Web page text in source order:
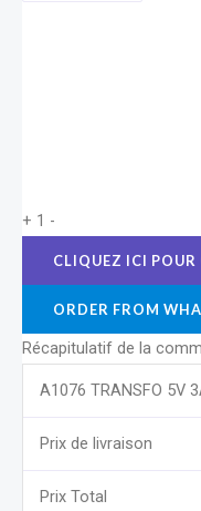
+ 1 -
ORDER FROM
Récapitulatif de la
A1076 TRANSFO 5V
Prix de livraison
Prix Total